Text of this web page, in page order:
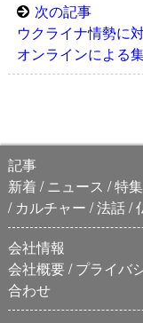
次の記事
ウクライナ情勢に
オンラインによる
記事
新着
ニュース 特集
カルチャー 法話
会社情報
会社概要 プライバ
合わせ